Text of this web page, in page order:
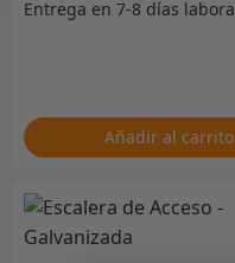
Añadir al carrito